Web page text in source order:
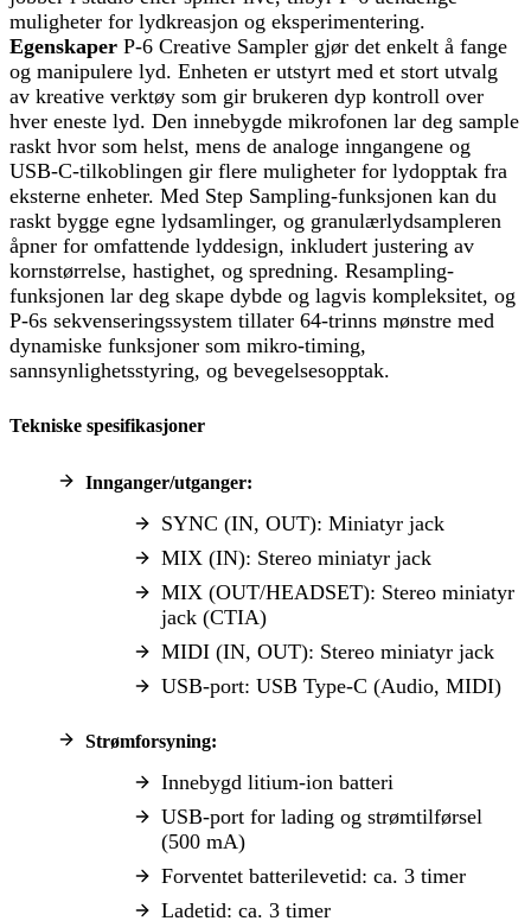
muligheter for lydkreasjon og eksperimentering.
Egenskaper P-6 Creative Sampler gjør det enkelt å fange
og manipulere lyd. Enheten er utstyrt med et stort utvalg
av kreative verktøy som gir brukeren dyp kontroll over
hver eneste lyd. Den innebygde mikrofonen lar deg sample
raskt hvor som helst, mens de analoge inngangene og
USB-C-tilkoblingen gir flere muligheter for lydopptak fra
eksterne enheter. Med Step Sampling-funksjonen kan du
raskt bygge egne lydsamlinger, og granulærlydsampleren
åpner for omfattende lyddesign, inkludert justering av
kornstørrelse, hastighet, og spredning. Resampling-
funksjonen lar deg skape dybde og lagvis kompleksitet, og
P-6s sekvenseringssystem tillater 64-trinns mønstre med
dynamiske funksjoner som mikro-timing,
sannsynlighetsstyring, og bevegelsesopptak.
Tekniske spesifikasjoner
Innganger/utganger:
SYNC (IN, OUT): Miniatyr jack
MIX (IN): Stereo miniatyr jack
MIX (OUT/HEADSET): Stereo miniatyr
jack (CTIA)
MIDI (IN, OUT): Stereo miniatyr jack
USB-port: USB Type-C (Audio, MIDI)
Strømforsyning:
Innebygd litium-ion batteri
USB-port for lading og strømtilførsel
(500 mA)
Forventet batterilevetid: ca. 3 timer
Ladetid: ca. 3 timer